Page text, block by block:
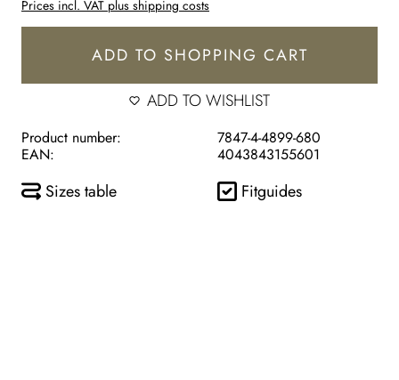
Prices incl. VAT plus shipping costs
ADD TO SHOPPING CART
ADD TO WISHLIST
Product number:
7847-4-4899-680
EAN:
4043843155601
Sizes table Fitguides